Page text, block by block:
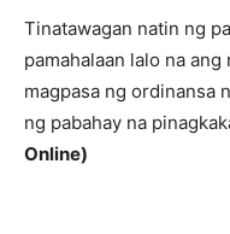
Tinatawagan natin ng
pamahalaan lalo na
magpasa ng ordinansa
ng pabahay na
Online)